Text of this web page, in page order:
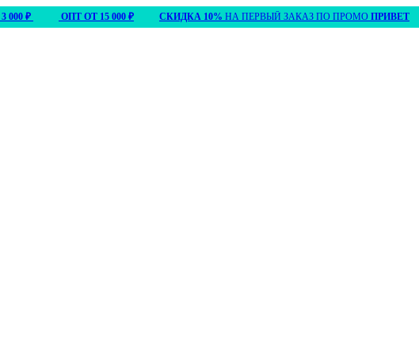
СКИДКА 10%НА ПЕРВЫЙ ЗАКАЗ ПО ПРОМОПРИВЕТ
ОПТ ОТ 15 000 ₽